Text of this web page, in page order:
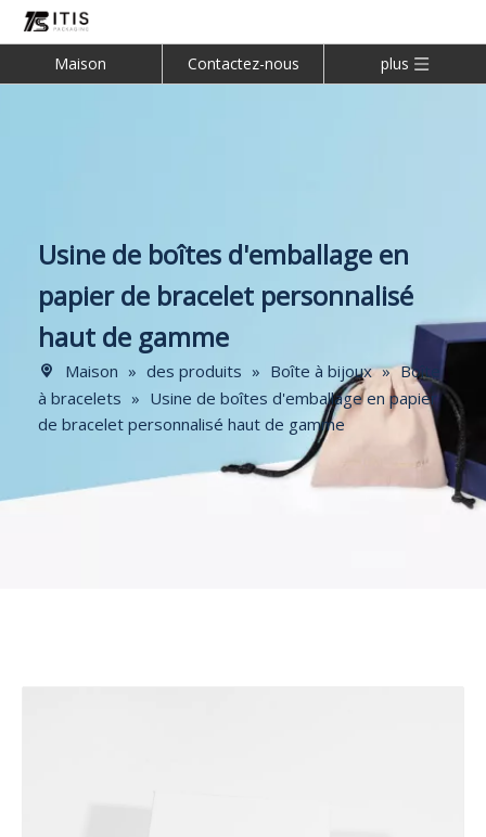
Maison Contactez-nous plus
Usine de boîtes d'emballage en
papier de bracelet personnalisé
haut de gamme
Maison » des produits » Boîte à bijoux » Boîte
à bracelets » Usine de boîtes d'emballage en papier
de bracelet personnalisé haut de gamme